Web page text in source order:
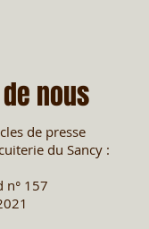
nous
de presse
du Sancy :
n° 157